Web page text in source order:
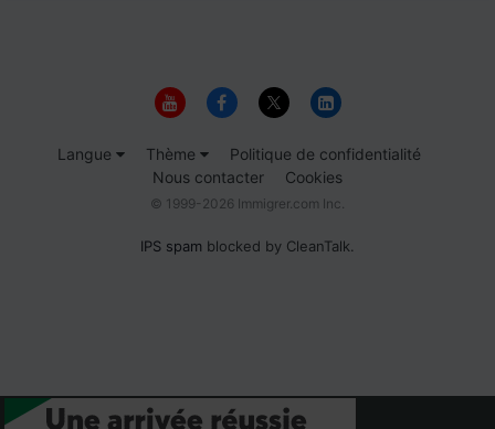
Langue Thème
Politique de confidentialité
Nous contacter
Cookies
© 1999-2026 Immigrer.com Inc.
IPS spam blocked by CleanTalk.